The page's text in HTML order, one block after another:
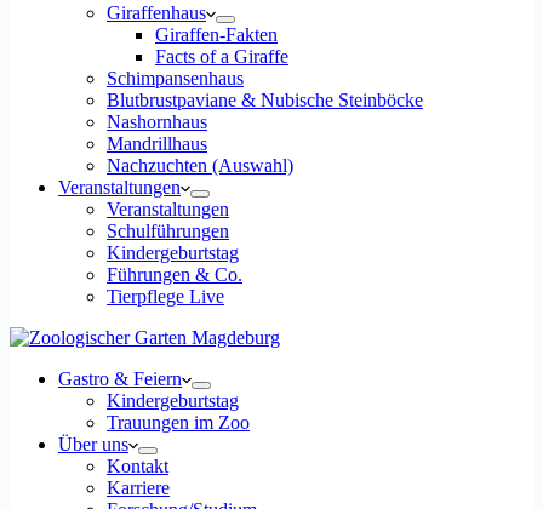
Giraffenhaus
Giraffen-Fakten
Facts of a Giraffe
Schimpansenhaus
Blutbrustpaviane & Nubische Steinböcke
Nashornhaus
Mandrillhaus
Nachzuchten (Auswahl)
Veranstaltungen
Veranstaltungen
Schulführungen
Kindergeburtstag
Führungen & Co.
Tierpflege Live
Gastro & Feiern
Kindergeburtstag
Trauungen im Zoo
Über uns
Kontakt
Karriere